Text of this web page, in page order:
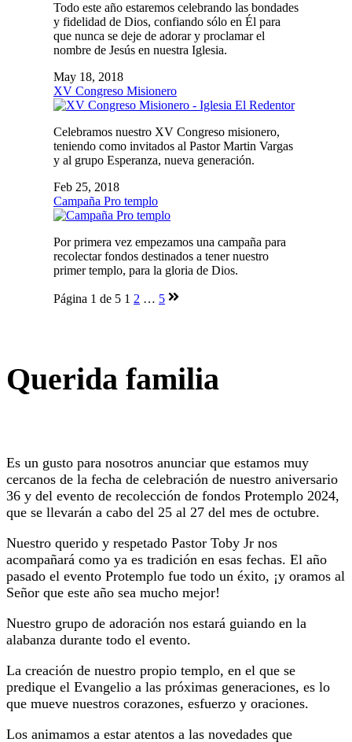
Todo este año estaremos celebrando las bondades
y fidelidad de Dios, confiando sólo en Él para
que nunca se deje de adorar y proclamar el
nombre de Jesús en nuestra Iglesia.
May 18, 2018
XV Congreso Misionero
Celebramos nuestro XV Congreso misionero,
teniendo como invitados al Pastor Martin Vargas
y al grupo Esperanza, nueva generación.
Feb 25, 2018
Campaña Pro templo
Por primera vez empezamos una campaña para
recolectar fondos destinados a tener nuestro
primer templo, para la gloria de Dios.
Página 1 de 5 1 2 … 5
Querida familia
Es un gusto para nosotros anunciar que estamos muy
cercanos de la fecha de celebración de nuestro aniversario
36 y del evento de recolección de fondos Protemplo 2024,
que se llevarán a cabo del 25 al 27 del mes de octubre.
Nuestro querido y respetado Pastor Toby Jr nos
acompañará como ya es tradición en esas fechas. El año
pasado el evento Protemplo fue todo un éxito, ¡y oramos al
Señor que este año sea mucho mejor!
Nuestro grupo de adoración nos estará guiando en la
alabanza durante todo el evento.
La creación de nuestro propio templo, en el que se
predique el Evangelio a las próximas generaciones, es lo
que mueve nuestros corazones, esfuerzo y oraciones.
Los animamos a estar atentos a las novedades que